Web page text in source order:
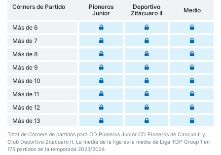
Córners de Partido
Pioneros
Junior
Deportivo
Zitácuaro II
Medio
Más de 6
Más de 7
Más de 8
Más de 9
Más de 10
Más de 11
Más de 12
Más de 13
Total de Córners de partidos para CD Pioneros Junior CD Pioneros de Cancun II y
Club Deportivo Zitacuaro II. La media de la liga es la media de Liga TDP Group 1 en
175 partidos de la temporada 2023/2024.